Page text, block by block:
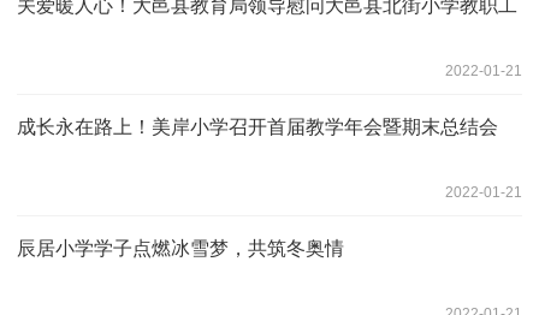
关爱暖人心！大邑县教育局领导慰问大邑县北街小学教职工
2022-01-21
成长永在路上！美岸小学召开首届教学年会暨期末总结会
2022-01-21
辰居小学学子点燃冰雪梦，共筑冬奥情